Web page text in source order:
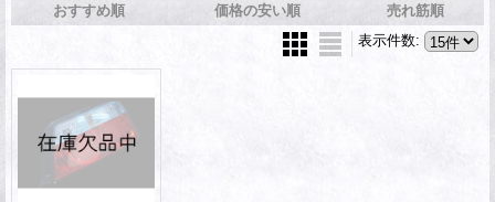
おすすめ順 価格の安い順
売れ筋順
表示件数: